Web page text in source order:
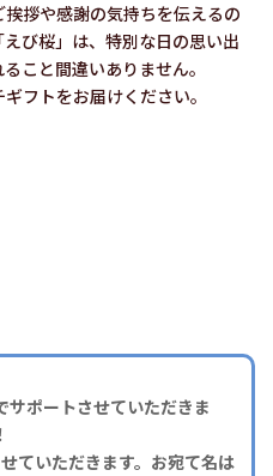
拶や感謝の気持ちを伝えるの
び桜」は、特別な日の思い出
こと間違いありません。
フトをお届けください。
サポートさせていただきま
ていただきます。お宛て名は